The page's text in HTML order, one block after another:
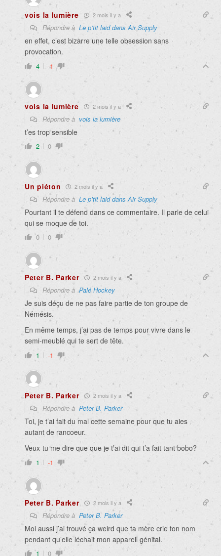
vois la lumière 2 mois il y a
Répondre à Le p’tit laid dans Air Supply
en effet, c’est bizarre une telle obsession sans
provocation.
4 -1
vois la lumière 2 mois il y a
Répondre à vois la lumière
t’es trop sensible
2 0
Un piéton 2 mois il y a
Répondre à Le p’tit laid dans Air Supply
Pourtant il te défend dans ce commentaire. Il parle de celui
qui se moque de toi.
0 0
Peter B. Parker 2 mois il y a
Répondre àPalé Hockey
Je suis déçu de ne pas faire partie de ton groupe de
Némésis.
En même temps, j’ai pas de temps pour vivre dans le
semi-meublé qui te sert de tête.
1 -1
Peter B. Parker 2 mois il y a
Répondre à Peter B. Parker
Toi, je t’ai fait du mal cette semaine pour que tu aies
autant de rancoeur.
Veux-tu me dire que que je t’ai dit qui t’a fait tant bobo?
1 -1
Peter B. Parker 2 mois il y a
Répondre à Peter B. Parker
Moi aussi j’ai trouvé ça weird que ta mère crie ton nom
pendant qu’elle léchait mon appareil génital.
1 0